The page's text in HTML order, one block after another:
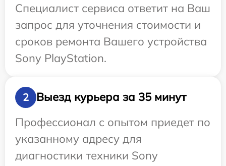
Специалист сервиса ответит на Ваш
запрос для уточнения стоимости и
сроков ремонта Вашего устройства
Sony PlayStation.
2
Выезд курьера за 35 минут
Профессионал с опытом приедет по
указанному адресу для
диагностики техники Sony